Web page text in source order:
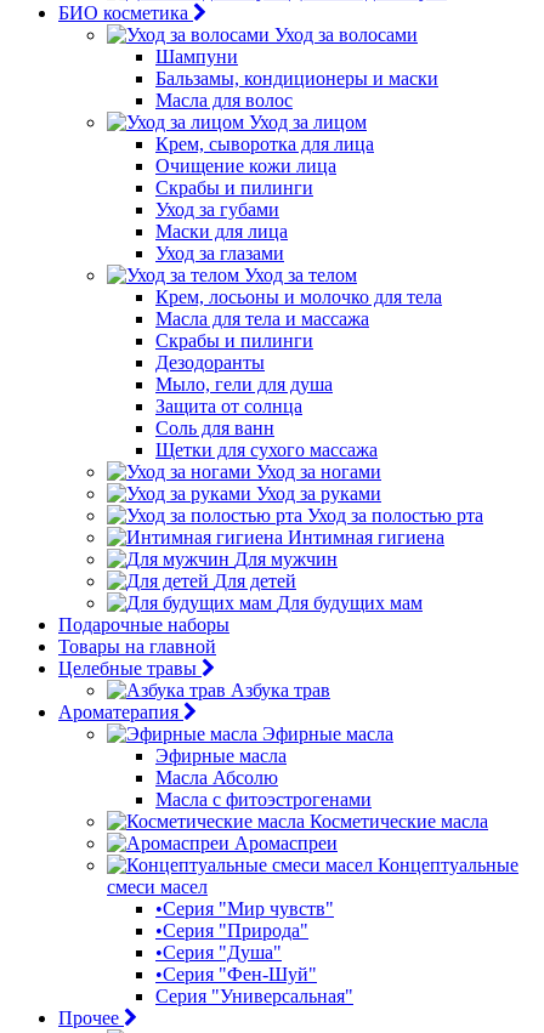
БИО косметика
Уход за волосами
Шампуни
Бальзамы, кондиционеры и маски
Масла для волос
Уход за лицом
Крем, сыворотка для лица
Очищение кожи лица
Скрабы и пилинги
Уход за губами
Маски для лица
Уход за глазами
Уход за телом
Крем, лосьоны и молочко для тела
Масла для тела и массажа
Скрабы и пилинги
Дезодоранты
Мыло, гели для душа
Защита от солнца
Соль для ванн
Щетки для сухого массажа
Уход за ногами
Уход за руками
Уход за полостью рта
Интимная гигиена
Для мужчин
Для детей
Для будущих мам
Подарочные наборы
Товары на главной
Целебные травы
Азбука трав
Ароматерапия
Эфирные масла
Эфирные масла
Масла Абсолю
Масла с фитоэстрогенами
Косметические масла
Аромаспреи
Концептуальные
смеси масел
•Серия "Мир чувств"
•Серия "Природа"
•Серия "Душа"
•Серия "Фен-Шуй"
Серия "Универсальная"
Прочее